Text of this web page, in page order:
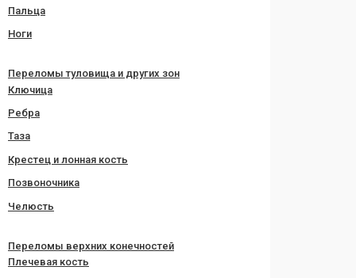
Пальца
Ноги
Переломы туловища и других зон
Ключица
Ребра
Таза
Крестец и лонная кость
Позвоночника
Челюсть
Переломы верхних конечностей
Плечевая кость